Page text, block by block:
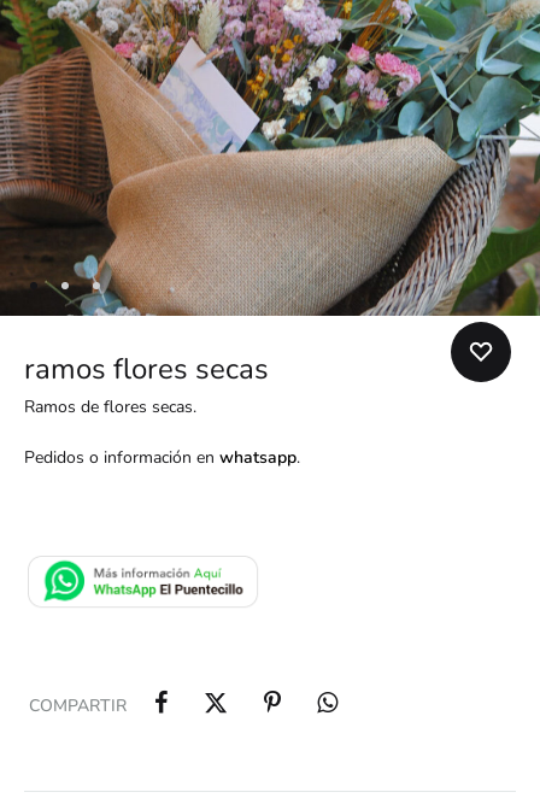
ramos flores secas
Ramos de flores secas.
Pedidos o información en whatsapp.
COMPARTIR